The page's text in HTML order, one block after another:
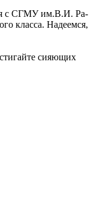
с СГМУ им.В.И. Ра-
класса. Надеемся,
сияющих